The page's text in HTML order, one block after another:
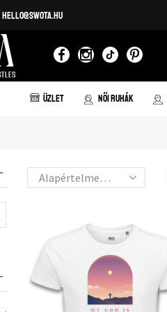
HELLO@SWOTA.HU
felett!
ÜZLET NŐI RUHÁK